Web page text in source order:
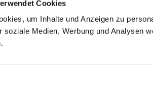
Cookies
um Inhalte und Anzeigen zu
soziale Medien, Werbung und Analysen